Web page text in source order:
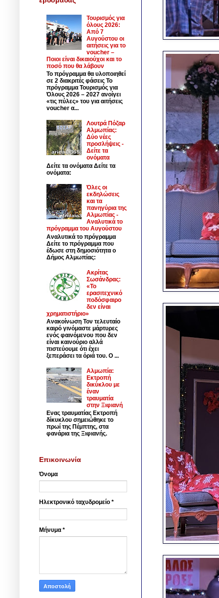
Τουρισμός για
όλους 2026:
Από 7
Αυγούστου οι
αιτήσεις για το
voucher –
Ποιοι είναι δικαιούχοι και το
ποσό που θα λάβουν
Το πρόγραμμα θα υλοποιηθεί
σε 2 διακριτές φάσεις Το
πρόγραμμα Τουρισμός για
Όλους 2026 – 2027 ανοίγει
«τις πύλες» του για αιτήσεις
voucher α...
Λουτρά Πόζαρ
Αλμωπίας:
Δύο νέες
προσλήψεις -
Δείτε τα
ονόματα
Δείτε τα ονόματα Δείτε τα
ονόματα:
Όλες οι
εκδηλώσεις
και τα
πανηγύρια της
Αλμωπίας -
Αναλυτικά το
πρόγραμμα του Αυγούστου
Αναλυτικά το πρόγραμμα
Δείτε το πρόγραμμα που
έδωσε στη δημοσιότητα ο
Δήμος Αλμωπίας:
Ακρίτας
Σωσάνδρας:
«Το
ερασιτεχνικό
ποδόσφαιρο
δεν είναι
χρηματιστήριο»
Ανακοίνωση Τον τελευταίο
καιρό γινόμαστε μάρτυρες
ενός φαινόμενου που δεν
είναι καινούριο αλλά
πιστεύουμε ότι έχει
ξεπεράσει τα όριά του. Ο ...
Αλμωπία:
Εκτροπή
δικύκλου με
έναν
τραυματία
στην Ξιφιανή
Ενας τραυματίας Εκτροπή
δίκυκλου σημειώθηκε το
πρωί της Πέμπτης, στα
φανάρια της Ξιφιανής.
Επικοινωνία
Όνομα
Ηλεκτρονικό ταχυδρομείο *
Μήνυμα *